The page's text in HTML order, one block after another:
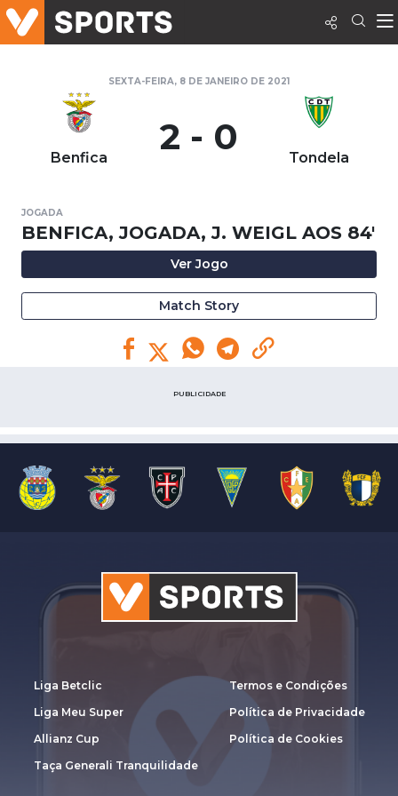
SEXTA-FEIRA, 8 DE JANEIRO DE 2021
Benfica 2 - 0 Tondela
JOGADA
BENFICA, JOGADA, J. WEIGL AOS 84'
Ver Jogo
Match Story
PUBLICIDADE
Liga Betclic
Liga Meu Super
Allianz Cup
Taça Generali Tranquilidade
Termos e Condições
Política de Privacidade
Política de Cookies